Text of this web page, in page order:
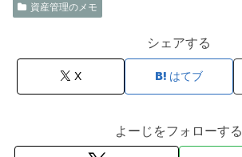
資産管理のメモ
シェアする
X はてブ
よーじをフォローする